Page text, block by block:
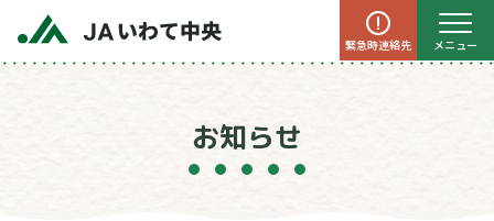
緊急時連絡先 メニュー
お知らせ